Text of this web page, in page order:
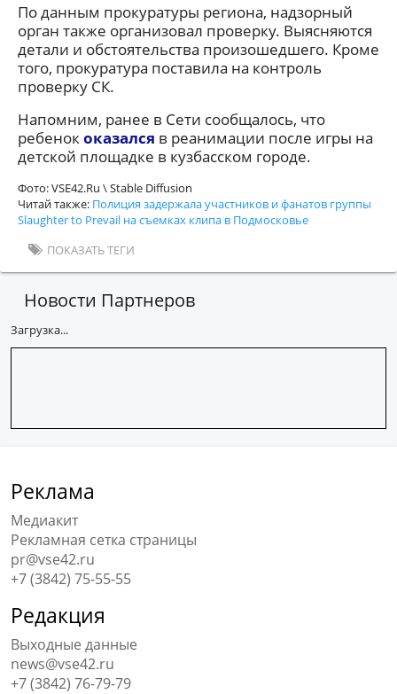
По данным прокуратуры региона, надзорный
орган также организовал проверку. Выясняются
детали и обстоятельства произошедшего. Кроме
того, прокуратура поставила на контроль
проверку СК.
Напомним, ранее в Сети сообщалось, что
ребенококазался в реанимации после игры на
детской площадке в кузбасском городе.
Фото: VSE42.Ru \ Stable Diffusion
Читай также: Полиция задержала участников и фанатов группы
Slaughter to Prevail на съемках клипа в Подмосковье
ПОКАЗАТЬ ТЕГИ
Новости Партнеров
Загрузка...
Реклама
Медиакит
Рекламная сетка страницы
pr@vse42.ru
+7 (3842) 75-55-55
Редакция
Выходные данные
news@vse42.ru
+7 (3842) 76-79-79